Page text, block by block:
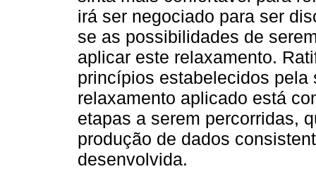
irá ser negociado para ser
se as possibilidades de
aplicar este relaxamento.
princípios estabelecidos
relaxamento aplicado está
etapas a serem percorridas,
produção de dados
desenvolvida.